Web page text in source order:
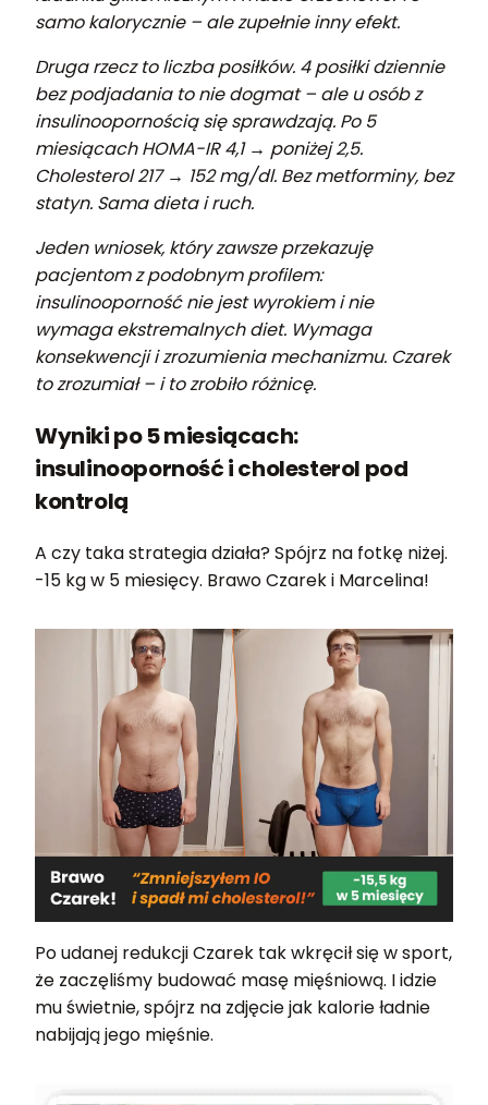
samo kalorycznie – ale zupełnie inny efekt.
Druga rzecz to liczba posiłków. 4 posiłki dziennie
bez podjadania to nie dogmat – ale u osób z
insulinoopornością się sprawdzają. Po 5
miesiącach HOMA-IR 4,1 → poniżej 2,5.
Cholesterol 217 → 152 mg/dl. Bez metforminy, bez
statyn. Sama dieta i ruch.
Jeden wniosek, który zawsze przekazuję
pacjentom z podobnym profilem:
insulinooporność nie jest wyrokiem i nie
wymaga ekstremalnych diet. Wymaga
konsekwencji i zrozumienia mechanizmu. Czarek
to zrozumiał – i to zrobiło różnicę.
Wyniki po 5 miesiącach:
insulinooporność i cholesterol pod
kontrolą
A czy taka strategia działa? Spójrz na fotkę niżej.
-15 kg w 5 miesięcy. Brawo Czarek i Marcelina!
Po udanej redukcji Czarek tak wkręcił się w sport,
że zaczęliśmy budować masę mięśniową. I idzie
mu świetnie, spójrz na zdjęcie jak kalorie ładnie
nabijają jego mięśnie.